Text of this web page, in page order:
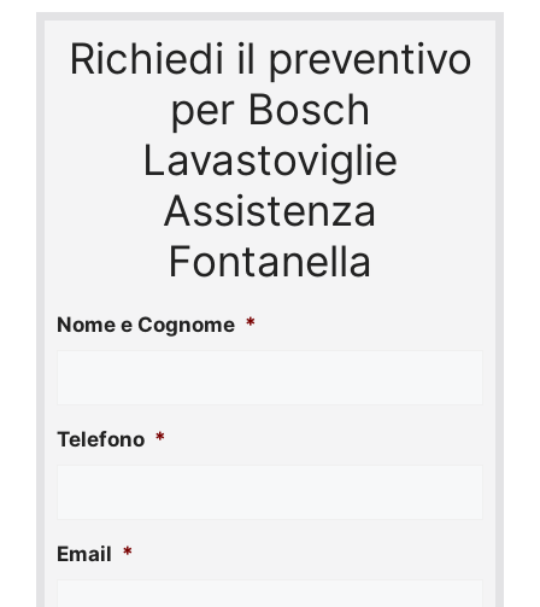
Richiedi il preventivo
per Bosch
Lavastoviglie
Assistenza
Fontanella
Nome e Cognome *
Telefono *
Email *